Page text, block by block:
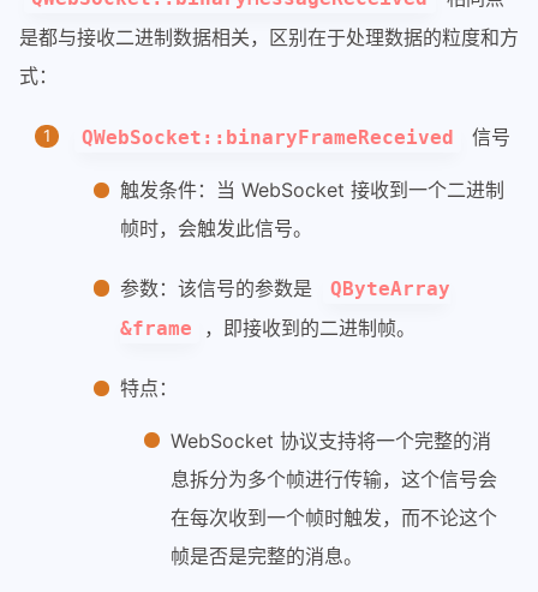
是都与接收二进制数据相关，区别在于处理数据的粒度和方
式：
QWebSocket::binaryFrameReceived 信号
触发条件：当 WebSocket 接收到一个二进制
帧时，会触发此信号。
参数：该信号的参数是
QByteArray
&frame
，即接收到的二进制帧。
特点：
WebSocket 协议支持将一个完整的消
息拆分为多个帧进行传输，这个信号会
在每次收到一个帧时触发，而不论这个
帧是否是完整的消息。